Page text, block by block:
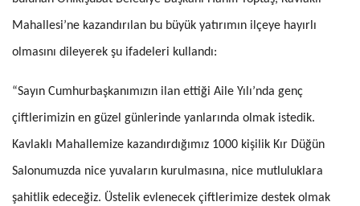
Mahallesi’ne kazandırılan bu büyük yatırımın ilçeye hayırlı
olmasını dileyerek şu ifadeleri kullandı:
“Sayın Cumhurbaşkanımızın ilan ettiği Aile Yılı’nda genç
çiftlerimizin en güzel günlerinde yanlarında olmak istedik.
Kavlaklı Mahallemize kazandırdığımız 1000 kişilik Kır Düğün
Salonumuzda nice yuvaların kurulmasına, nice mutluluklara
şahitlik edeceğiz. Üstelik evlenecek çiftlerimize destek olmak